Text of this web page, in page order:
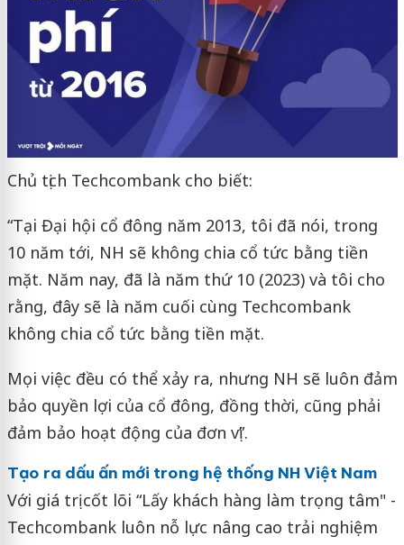
Chủ tịch Techcombank cho biết:
“Tại Đại hội cổ đông năm 2013, tôi đã nói, trong
10 năm tới, NH sẽ không chia cổ tức bằng tiền
mặt. Năm nay, đã là năm thứ 10 (2023) và tôi cho
rằng, đây sẽ là năm cuối cùng Techcombank
không chia cổ tức bằng tiền mặt.
Mọi việc đều có thể xảy ra, nhưng NH sẽ luôn đảm
bảo quyền lợi của cổ đông, đồng thời, cũng phải
đảm bảo hoạt động của đơn vị”.
Tạo ra dấu ấn mới trong hệ thống NH Việt Nam
Với giá trị cốt lõi “Lấy khách hàng làm trọng tâm" -
Techcombank luôn nỗ lực nâng cao trải nghiệm